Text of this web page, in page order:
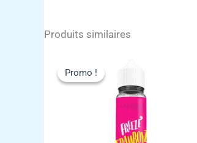
Produits similaires
Promo !
Promo !